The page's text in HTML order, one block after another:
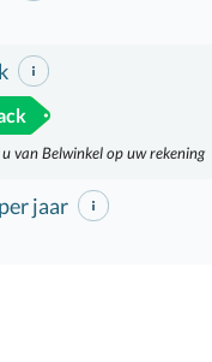
van Belwinkel op uw rekening
jaar